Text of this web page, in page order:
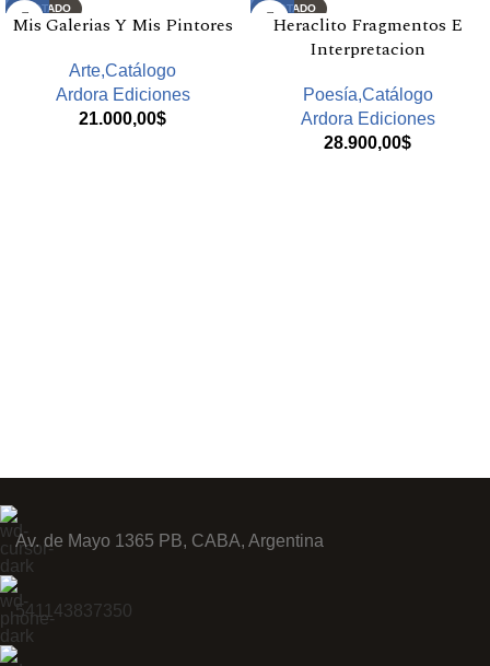
AGOTADO
Mis Galerias Y Mis Pintores
Arte,Catálogo
Ardora Ediciones
21.000,00$
AGOTADO
Heraclito Fragmentos E
Interpretacion
Poesía,Catálogo
Ardora Ediciones
28.900,00$
Av. de Mayo 1365 PB, CABA, Argentina
541143837350